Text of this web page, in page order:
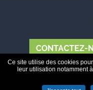
CONTACTEZ-
Le réseau reb-
Ce site utilise des cookies
leur utilisation notamment